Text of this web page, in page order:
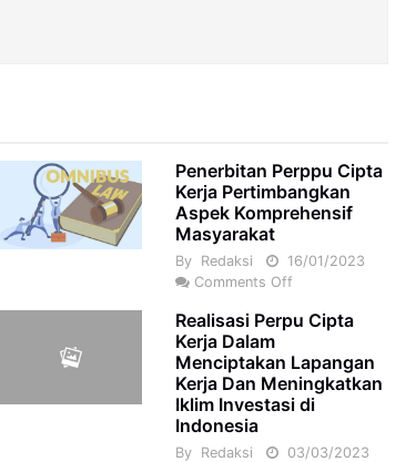
Penerbitan Perppu Cipta
Kerja Pertimbangkan
Aspek Komprehensif
Masyarakat
By Redaksi
16/01/2023
Comments Off
Realisasi Perpu Cipta
Kerja Dalam
Menciptakan Lapangan
Kerja Dan Meningkatkan
Iklim Investasi di
Indonesia
By Redaksi
03/03/2023